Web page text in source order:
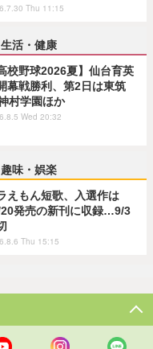
Thu 11:15
生活・健康
高校野球2026夏】仙台育英
幕戦勝利、第2日は東筑
村学園ほか
Wed 20:32
趣味・娯楽
えもん短歌、入選作は
発売の新刊に収録…9/3
Thu 15:15